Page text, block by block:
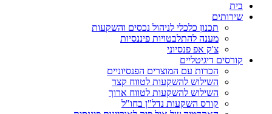
בית
שירותים
תכנון כלכלי לניהול נכסים והשקעות
מענה להתלבטויות פיננסיות
צ'ק אפ פנסיוני
קורסים דיגיטליים
הכרות עם המוצרים הפנסיוניים
השילוש להשקעות לטווח קצר
השילוש להשקעות לטווח ארוך
קורס השקעות נדל"ן בחו"ל